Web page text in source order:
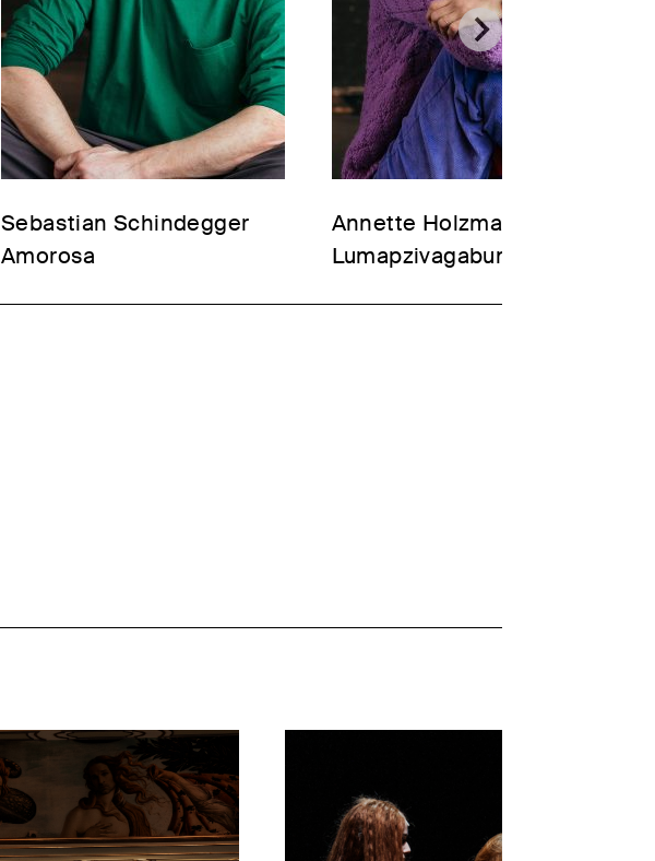
Sebastian Schindegger
Amorosa
Annette Holzmann
Lumapzivagabundus